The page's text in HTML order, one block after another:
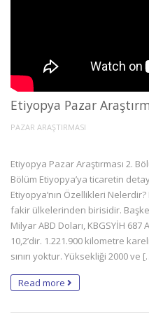
Etiyopya Pazar
PAZAR ARAŞTIRMASI
Etiyopya Pazar Araştırması 2.
Bölüm Etiyopya’ya ticaretin
Etiyopya’nın Özellikleri
fakir ülkelerinden birisidir.
Milyar ABD Doları, KBGSYİH
10,2’dir. 1.221.900 kilometre
sınırı yoktur. Yüksekliği 2000 ve
Read more